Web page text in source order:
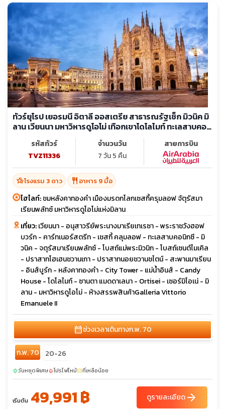
ทัวร์ยุโรป เยอรมนี อิตาลี ออสเตรีย สาธารณรัฐเช็ก มิวนิค มิ
ลาน เวียนนา มหาวิหารดูโอโม่ เทือกเขาโดโลไมท์ ทะเลสาบคอ
รหัสทัวร์
TVZ11336
จำนวนวัน
7 วัน 5 คืน
สายการบิน
hotel_classโรงแรม 3 ดาว restaurant อาหาร 9 มื้อ
ไฮไลท์:ชมหลังคาทองคำ เมืองมรดกโลกเซสกี้ครุมลอฟ จัตุรัสมา
เรียนพลัทซ์ มหาวิหารดูโอโม่แห่งมิลาน
เที่ยว:เวียนนา - อนุสาวรีย์พระนางมาเรียเทเรซา - พระราชวังฮอฟ
บวร์ก - คาร์ทเนอร์สตรีท - เชสกี้ คลุมลอฟ - ทะเลสาบคอนิกซี - มิ
วนิค - จตุรัสมาเรียนพลัทซ์ - โบสถ์แม่พระมิวนิก - โบสถ์เซนต์ไมเคิล
- ปราสาทโฮเฮนชวานเกา - ปราสาทนอยชวานชไตน์ - สะพานมาเรียน
- อินส์บูร์ก - หลังคาทองคำ - City Tower - แม่น้ำอินส์ - Candy
House - โดโลไมท์ - ซานตา แมดดาเลนา - Ortisei - เซอร์มิโอเน่ - มิ
ลาน - มหาวิหารดูโอโม่ - ห้างสรรพสินค้าGalleria Vittorio
Emanuele II
calendar_monthช่วงเวลาเดินทางก.พ. 70
ก.พ. 70 20-26
sunnyวันหยุดพิเศษlocal_fire_departmentโปรไฟไหม้confirmation_numberที่เหลือน้อย
เริ่มต้น 49,991 ฿ ดูรายละเอียดarrow_forward